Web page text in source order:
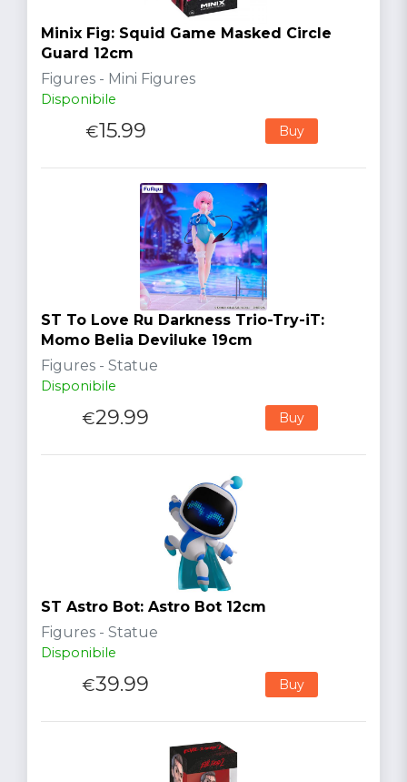
Minix Fig: Squid Game Masked Circle
Guard 12cm
Figures - Mini Figures
Disponibile
€15.99 Buy
ST To Love Ru Darkness Trio-Try-iT:
Momo Belia Deviluke 19cm
Figures - Statue
Disponibile
€29.99 Buy
ST Astro Bot: Astro Bot 12cm
Figures - Statue
Disponibile
€39.99 Buy